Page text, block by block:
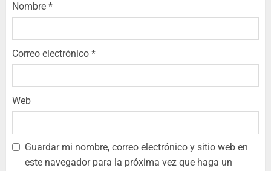
Nombre *
Correo electrónico *
Web
Guardar mi nombre, correo electrónico y sitio web en
este navegador para la próxima vez que haga un